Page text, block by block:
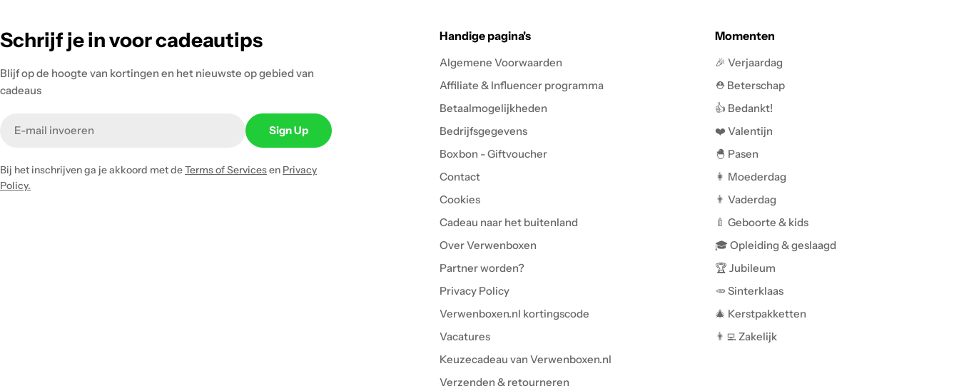
Schrijf je in voor cadeautips
Blijf op de hoogte van kortingen en het nieuwste op gebied van
cadeaus
Sign Up
Bij het inschrijven ga je akkoord met deTerms of Servicesen Privacy
Policy.
Handige pagina's
Algemene Voorwaarden
Affiliate & Influencer programma
Betaalmogelijkheden
Bedrijfsgegevens
Boxbon - Giftvoucher
Contact
Cookies
Cadeau naar het buitenland
Over Verwenboxen
Partner worden?
Privacy Policy
Verwenboxen.nl kortingscode
Vacatures
Keuzecadeau van Verwenboxen.nl
Verzenden & retourneren
Momenten
🎉 Verjaardag
⛑️ Beterschap
👍 Bedankt!
❤️ Valentijn
🐣 Pasen
👩 Moederdag
👨 Vaderdag
🍼 Geboorte & kids
🎓 Opleiding & geslaagd
🏆 Jubileum
🥕 Sinterklaas
🎄 Kerstpakketten
👨‍💻 Zakelijk